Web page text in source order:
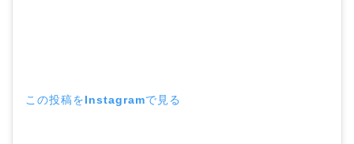
この投稿をInstagramで見る